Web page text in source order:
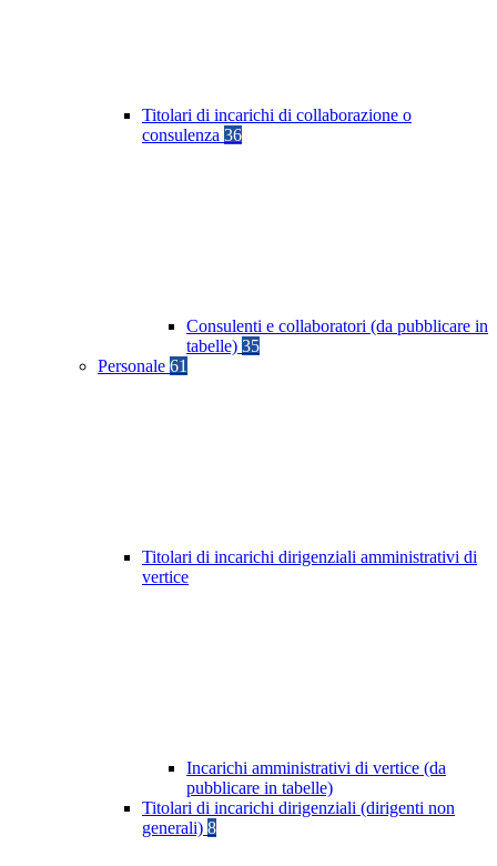
Titolari di incarichi di collaborazione o
consulenza 36
Consulenti e collaboratori (da pubblicare in
tabelle) 35
Personale 61
Titolari di incarichi dirigenziali amministrativi di
vertice
Incarichi amministrativi di vertice (da
pubblicare in tabelle)
Titolari di incarichi dirigenziali (dirigenti non
generali) 8